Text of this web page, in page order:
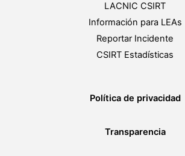
LACNIC CSIRT
Información para LEAs
Reportar Incidente
CSIRT Estadísticas
Política de privacidad
Transparencia